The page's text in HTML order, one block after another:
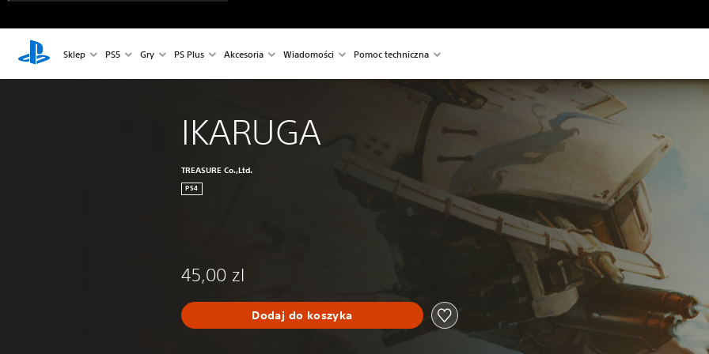
Sklep PS5 Gry PS Plus Akcesoria Wiadomości Pomoc techniczna
IKARUGA
TREASURE Co.,Ltd.
PS4
45,00 zl
Dodaj do koszyka